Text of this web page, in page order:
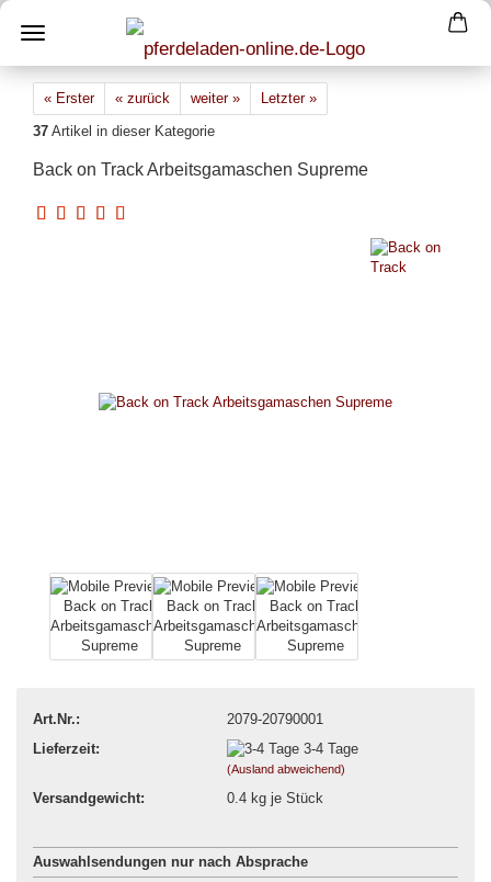
« Erster « zurück weiter »
Letzter »
37 Artikel in dieser Kategorie
Back on Track Arbeitsgamaschen Supreme
Art.Nr.:
2079-20790001
Lieferzeit:
3-4 Tage
(Ausland abweichend)
Versandgewicht: 0.4kg je Stück
Auswahlsendungen nur nach Absprache